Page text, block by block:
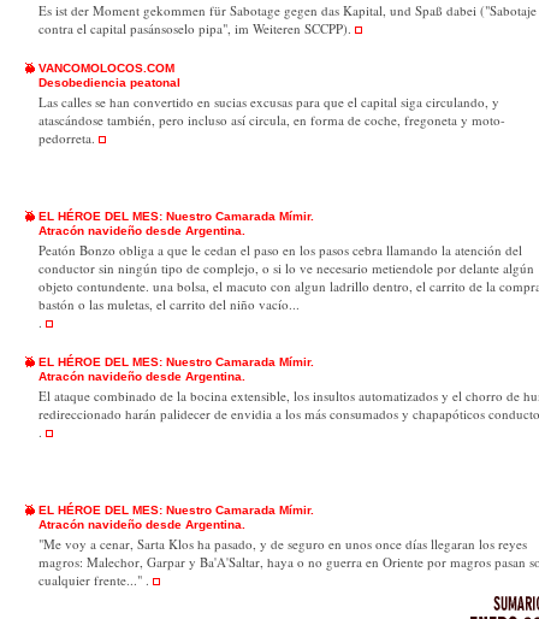
Es ist der Moment gekommen für Sabotage gegen das Kapital, und Spaß dabei ("Sabotaje
contra el capital pasánsoselo pipa", im Weiteren SCCPP).
VANCOMOLOCOS.COM
Desobediencia peatonal
Las calles se han convertido en sucias excusas para que el capital siga circulando, y
atascándose también, pero incluso así circula, en forma de coche, fregoneta y moto-
pedorreta.
EL HÉROE DEL MES: Nuestro Camarada Mímir.
Atracón navideño desde Argentina
Peatón Bonzo obliga a que le cedan el paso en los pasos cebra llamando la atención del
conductor sin ningún tipo de complejo, o si lo ve necesario metiendole por delante algún
objeto contundente. una bolsa, el macuto con algun ladrillo dentro, el carrito de la
bastón o las muletas, el carrito del niño vacío...
.
EL HÉROE DEL MES: Nuestro Camarada Mímir.
Atracón navideño desde Argentina
El ataque combinado de la bocina extensible, los insultos automatizados y el chorro de
redireccionado harán palidecer de envidia a los más consumados y chapapóticos
.
EL HÉROE DEL MES: Nuestro Camarada Mímir.
Atracón navideño desde Argentina
"Me voy a cenar, Sarta Klos ha pasado, y de seguro en unos once días llegaran los reyes
magros: Malechor, Garpar y Ba'A'Saltar, haya o no guerra en Oriente por magros pasan
cualquier frente..." .